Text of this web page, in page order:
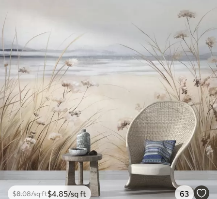
$8.08/sq ft$4 .85/sq ft 63